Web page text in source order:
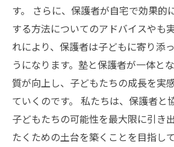
す。 さらに、保護者が自宅で効果的
する方法についてのアドバイスやも
れにより、保護者は子どもに寄り添
うになります。塾と保護者が一体と
質が向上し、子どもたちの成長を実
ていくのです。 私たちは、保護者と
子どもたちの可能性を最大限に引き
たくための土台を築くことを目指し